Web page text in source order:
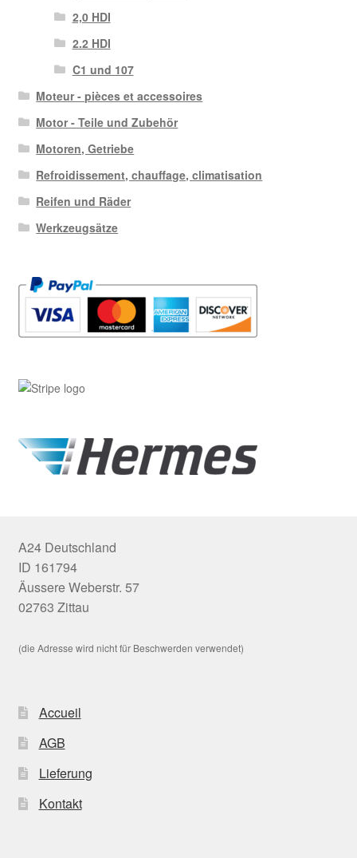
2,0 HDI
2.2 HDI
C1 und 107
Moteur - pièces et accessoires
Motor - Teile und Zubehör
Motoren, Getriebe
Refroidissement, chauffage, climatisation
Reifen und Räder
Werkzeugsätze
A24 Deutschland
ID 161794
Äussere Weberstr. 57
02763 Zittau
(die Adresse wird nicht für Beschwerden verwendet)
Accueil
AGB
Lieferung
Kontakt